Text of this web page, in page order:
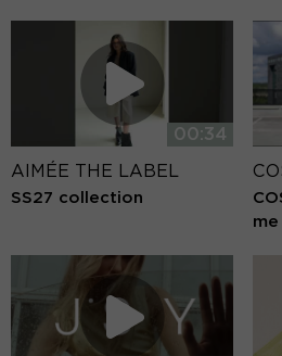
00:34
AIMÉE THE LABEL
SS27 collection